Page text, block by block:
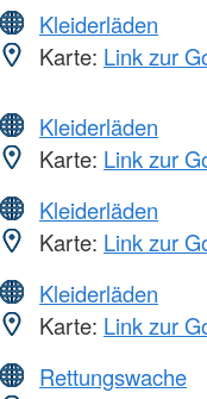
Kleiderläden
Karte: Link zur
Kleiderläden
Karte: Link zur
Kleiderläden
Karte: Link zur
Kleiderläden
Karte: Link zur
Rettungswache